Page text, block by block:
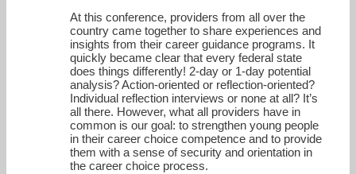
At this conference, providers from all over the
country came together to share experiences and
insights from their career guidance programs. It
quickly became clear that every federal state
does things differently! 2-day or 1-day potential
analysis? Action-oriented or reflection-oriented?
Individual reflection interviews or none at all? It’s
all there. However, what all providers have in
common is our goal: to strengthen young people
in their career choice competence and to provide
them with a sense of security and orientation in
the career choice process.